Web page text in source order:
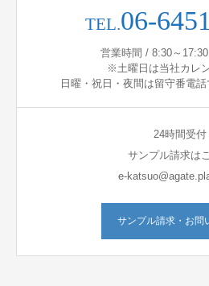
TEL.06-
営業時間 / 8:30～17:30
※土曜日は当社カレ
日曜・祝日・夜間は留守番電話
24時間受付
サンプル請求は
e-
サンプル請求・お問